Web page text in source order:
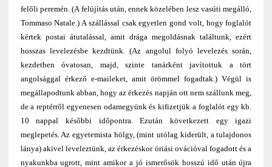
felőli peremén. (A felújítás után, ennek közelében lesz vasúti megálló,
Tommaso Natale.) A szállással csak egyetlen gond volt, hogy foglalót
kértek postai átutalással, amit drága megoldásnak találtunk, ezért
hosszas levelezésbe kezdtünk. (Az angolul folyó levelezés során,
kezdetben óvatosan, majd, szinte tanárként javítottuk a tört
angolsággal érkező e-maileket, amit örömmel fogadtak.) Végül is
megállapodtunk abban, hogy az érkezés napján ott nem szállunk meg,
de a reptérről egyenesen odamegyünk és kifizetjük a foglalót egy kb.
10 nappal későbbi időpontra. Ezután következett egy igazi
meglepetés. Az egyetemista hölgy, (mint utólag kiderült, a tulajdonos
lánya) akivel leveleztünk, az érkezéskor óriási ovációval fogadott és a
nyakunkba ugrott, mint amikor a jó ismerősök hosszú idő után újra